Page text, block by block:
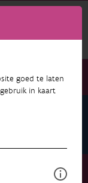
goed te laten
in kaart